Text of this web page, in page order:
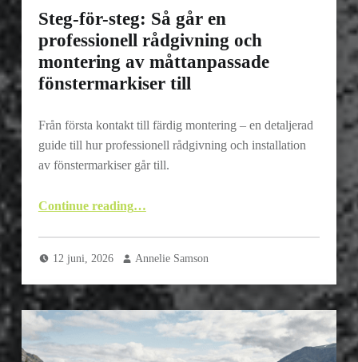
Steg-för-steg: Så går en
professionell rådgivning och
montering av måttanpassade
fönstermarkiser till
Från första kontakt till färdig montering – en detaljerad
guide till hur professionell rådgivning och installation
av fönstermarkiser går till.
Continue reading“Steg-för-steg: Så går en professionell rådgivning och montering av måttanpassade fönstermarkiser till”
…
12 juni, 2026 Annelie Samson